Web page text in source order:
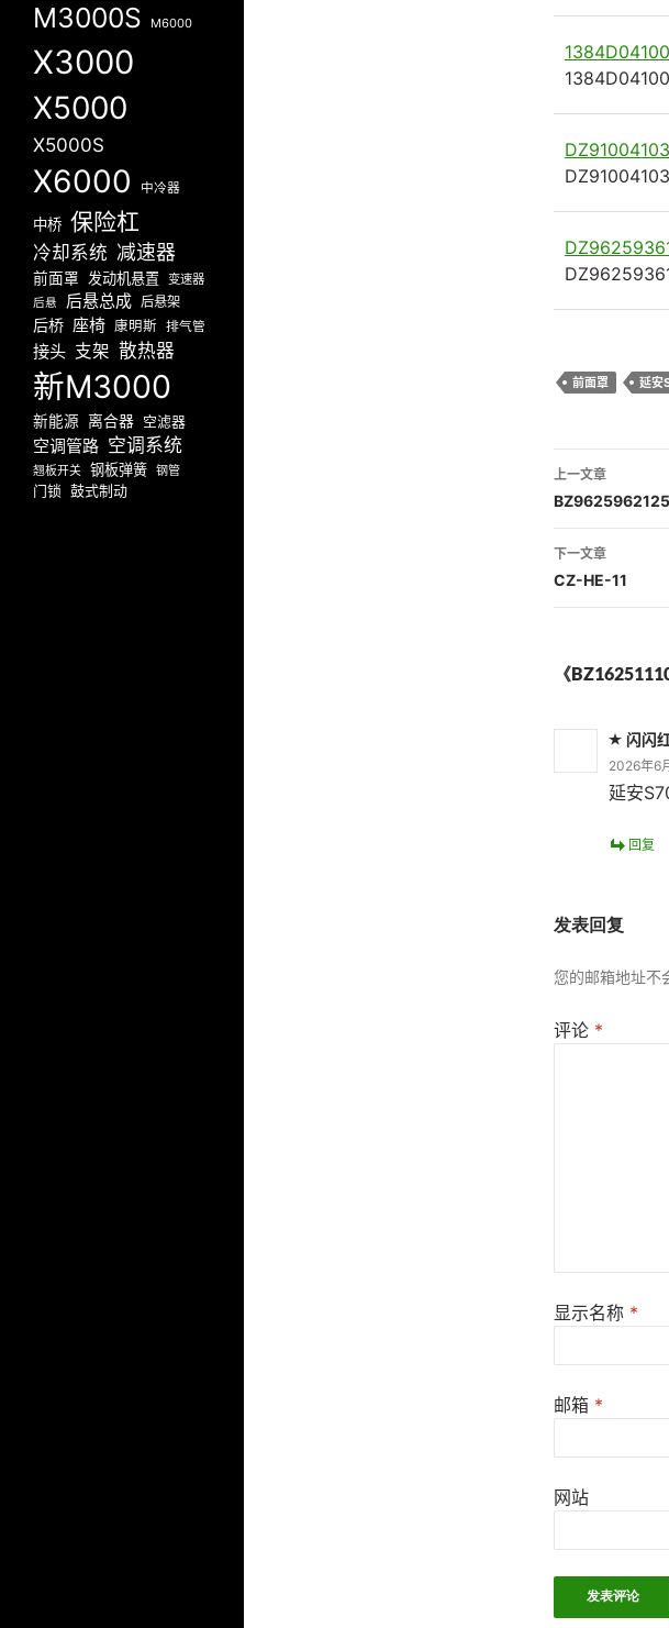
前面罩 延安
文
章
导
航
上一文章
下一文章
CZ-HE-11
《
闪闪
2026年6
延安
回复
发表回复
您的邮箱地址不
评论 *
显示名称 *
邮箱 *
网站
M3000S M6000
X3000
X5000
X5000S
X6000 中冷器
中桥 保险杠
冷却系统 减速器
前面罩 发动机悬置 变速器
后悬 后悬总成 后悬架
后桥 座椅 康明斯 排气管
接头 支架 散热器
新M3000
新能源 离合器 空滤器
空调管路 空调系统
翘板开关 钢板弹簧 钢管
门锁 鼓式制动